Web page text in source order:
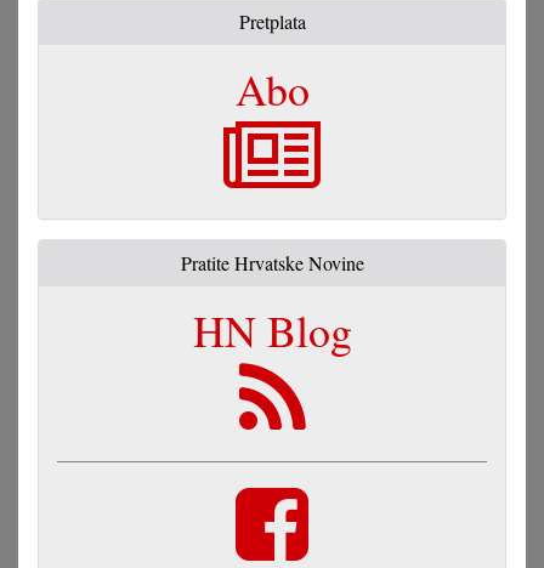
Pretplata
Abo
Pratite Hrvatske Novine
HN Blog